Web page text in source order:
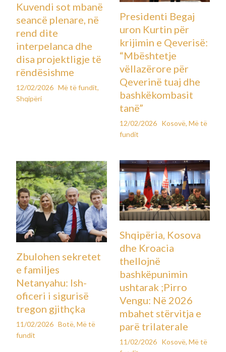
Kuvendi sot mbanë
seancë plenare, në
rend dite
interpelanca dhe
disa projektligje të
rëndësishme
12/02/2026 Më të fundit,
Shqipëri
Presidenti Begaj
uron Kurtin për
krijimin e Qeverisë:
“Mbështetje
vëllazërore për
Qeverinë tuaj dhe
bashkëkombasit
tanë”
12/02/2026 Kosovë, Më të
fundit
Zbulohen sekretet
e familjes
Netanyahu: Ish-
oficeri i sigurisë
tregon gjithçka
11/02/2026 Botë,Më të
fundit
Shqipëria, Kosova
dhe Kroacia
thellojnë
bashkëpunimin
ushtarak ;Pirro
Vengu: Në 2026
mbahet stërvitja e
parë trilaterale
11/02/2026 Kosovë, Më të